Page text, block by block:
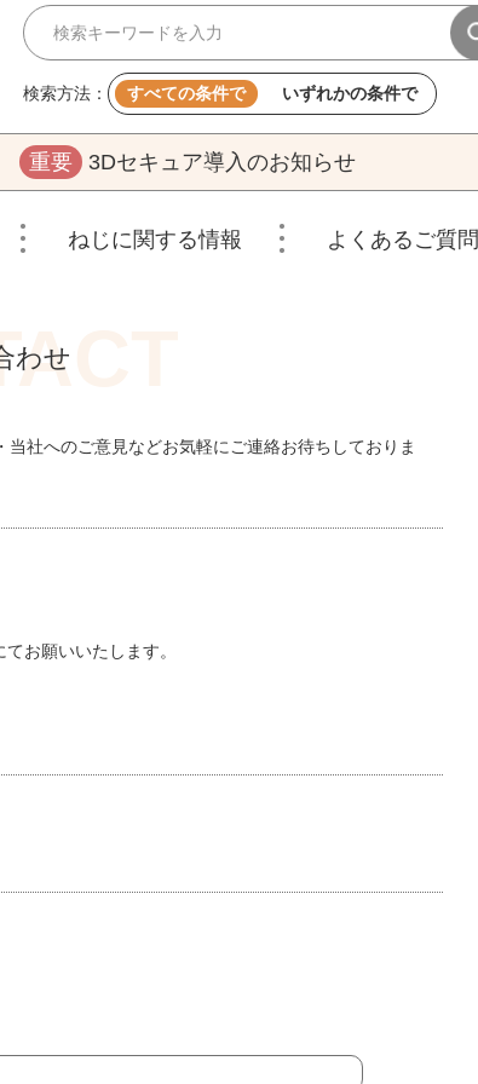
検索方法： すべての条件で いずれかの条件で
重要 3Dセキュア導入のお知らせ
ねじに関する情報 よくあるご質問
わせ
社へのご意見などお気軽にご連絡お待ちしておりま
お願いいたします。